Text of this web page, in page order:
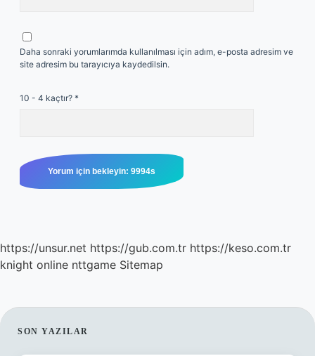
Daha sonraki yorumlarımda kullanılması için adım, e-posta adresim ve
site adresim bu tarayıcıya kaydedilsin.
10 - 4 kaçtır? *
https://unsur.net https://gub.com.tr https://keso.com.tr
knight online nttgame Sitemap
SIDEBAR
SON YAZILAR